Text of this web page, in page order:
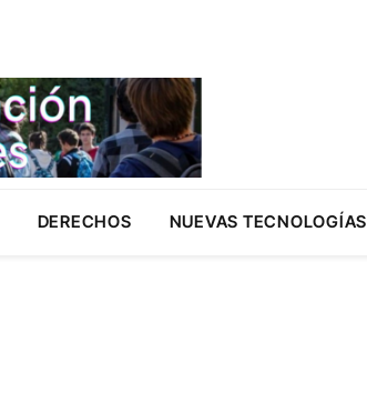
DERECHOS NUEVAS TECNOLOGÍAS